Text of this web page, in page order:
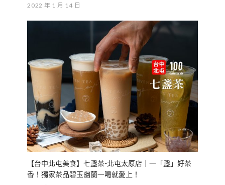
2022 年 1 月 14 日
【台中北屯美食】七盞茶-北屯太原店｜一「盞」好茶
香！獨家茶品碧玉幽蘭一喝就愛上！